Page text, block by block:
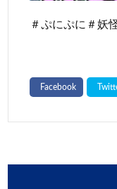
＃ぷにぷに＃妖